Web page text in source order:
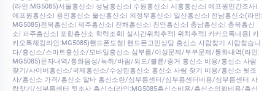
(라인:MG5085)서울흥신소| 성남흥신소| 수원흥신소| 시흥흥신소| 에프원민간조사|
에프원흥신소| 용인흥신소 울산흥신소| 의정부흥신소| 일산흥신소| 전남흥신소(라인:
MG5085)전북흥신소| 제주흥신소| 진해흥신소| 천안흥신소| 충남흥신소| 충북흥신
소| 파주흥신소| 포항흥신소 학력조회| 실시간위치추적| 위치추적| 카카오톡내용| 카
카오톡해킹라인:MG5085)핸드폰도청| 핸드폰고민상담 흥신소 사람찾기 사람찾습니
다/흥신소/스마트흥신소/모바일흥신소 심부름/이성문제/부부문제/통화내역(라인:
MG5085)문자내역/통화음성/녹취/바람/외도/불륜/증거 흥신소 비용/흥신소 사람
찾기/사이버흥신소/국제흥신소/수상한흥신소 흥신소 사람 찾기 비용/흥신소 뒷조
사/흥신소 가격/흥신소 알바 흥신소란/심부름센터/심부름센터비용/심부름센터 사
람찾기/심부름센터 뒷조사 흥신소(라인:MG5085흥신소비용/흥신소의뢰비용/흥신